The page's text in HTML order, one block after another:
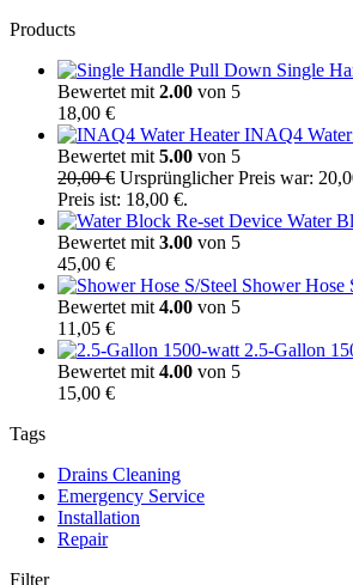
Products
Single
Bewertet mit 2.00 von 5
18,00 €
INAQ4
Bewertet mit 5.00 von 5
20,00€ Ursprünglicher Preis war:
Preis ist: 18,00 €.
Water
Bewertet mit 3.00 von 5
45,00 €
Shower Hose
Bewertet mit 4.00 von 5
11,05 €
2.5-Gallon
Bewertet mit 4.00 von 5
15,00 €
Tags
Drains Cleaning
Emergency Service
Installation
Repair
Filter